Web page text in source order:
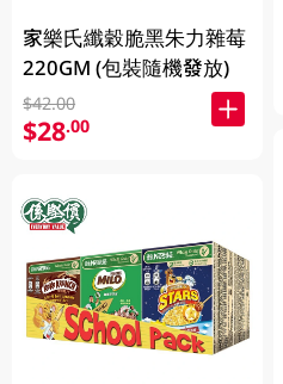
家樂氏纖穀脆黑朱力雜莓
220GM (包裝隨機發放)
$42.00
$28.00